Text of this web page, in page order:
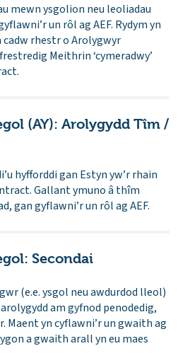
mewn ysgolion neu leoliadau
un rôl ag AEF. Rydym yn
rhestr o Arolygwyr
Meithrin ‘cymeradwy’
(AY): Arolygydd Tîm /
hyfforddi gan Estyn yw’r rhain
Gallant ymuno â thîm
gan gyflawni’r un rôl ag AEF.
Secondai
(e.e. ysgol neu awdurdod lleol)
am gyfnod penodedig,
Maent yn cyflawni’r un gwaith ag
a gwaith arall yn eu maes